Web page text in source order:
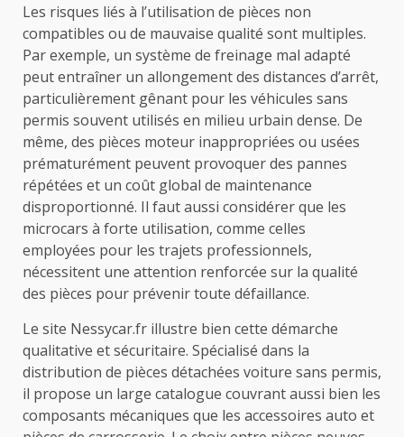
Les risques liés à l’utilisation de pièces non
compatibles ou de mauvaise qualité sont multiples.
Par exemple, un système de freinage mal adapté
peut entraîner un allongement des distances d’arrêt,
particulièrement gênant pour les véhicules sans
permis souvent utilisés en milieu urbain dense. De
même, des pièces moteur inappropriées ou usées
prématurément peuvent provoquer des pannes
répétées et un coût global de maintenance
disproportionné. Il faut aussi considérer que les
microcars à forte utilisation, comme celles
employées pour les trajets professionnels,
nécessitent une attention renforcée sur la qualité
des pièces pour prévenir toute défaillance.
Le site Nessycar.fr illustre bien cette démarche
qualitative et sécuritaire. Spécialisé dans la
distribution de pièces détachées voiture sans permis,
il propose un large catalogue couvrant aussi bien les
composants mécaniques que les accessoires auto et